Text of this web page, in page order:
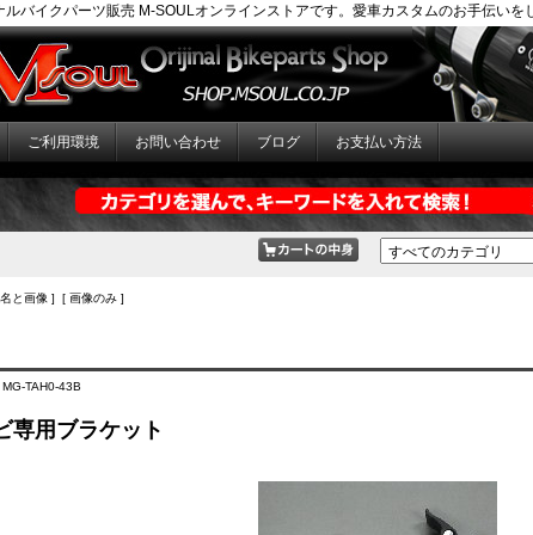
ルバイクパーツ販売 M-SOULオンラインストアです。愛車カスタムのお手伝いを
ご利用環境 お問い合わせ ブログ お支払い方法
と画像 ] [ 画像のみ ]
TAH0-43B
専用ブラケット